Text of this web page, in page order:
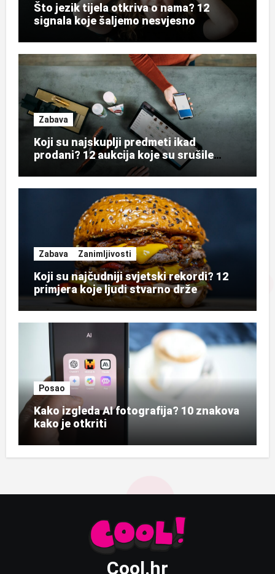
Što jezik tijela otkriva o nama? 12
signala koje šaljemo nesvjesno
Zabava
Koji su najskuplji predmeti ikad
prodani? 12 aukcija koje su srušile
Zabava Zanimljivosti
Koji su najčudniji svjetski rekordi? 12
primjera koje ljudi stvarno drže
Posao
Kako izgleda AI fotografija? 10 znakova
kako je otkriti
Cool.hr